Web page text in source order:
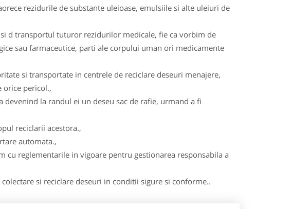
rezidurile de substante uleioase, emulsiile si alte uleiuri de
d transportul tuturor rezidurilor medicale, fie ca vorbim de
sau farmaceutice, parti ale corpului uman ori medicamente
si transportate in centrele de reciclare deseuri menajere,
orice pericol.,
la randul ei un deseu sac de rafie, urmand a fi
reciclarii acestora.,
automata.,
cu reglementarile in vigoare pentru gestionarea responsabila a
si reciclare deseuri in conditii sigure si conforme..